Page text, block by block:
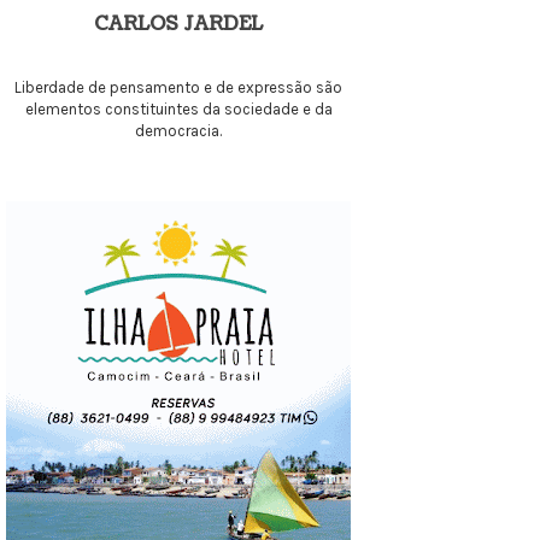
CARLOS JARDEL
Liberdade de pensamento e de expressão são
elementos constituintes da sociedade e da
democracia.